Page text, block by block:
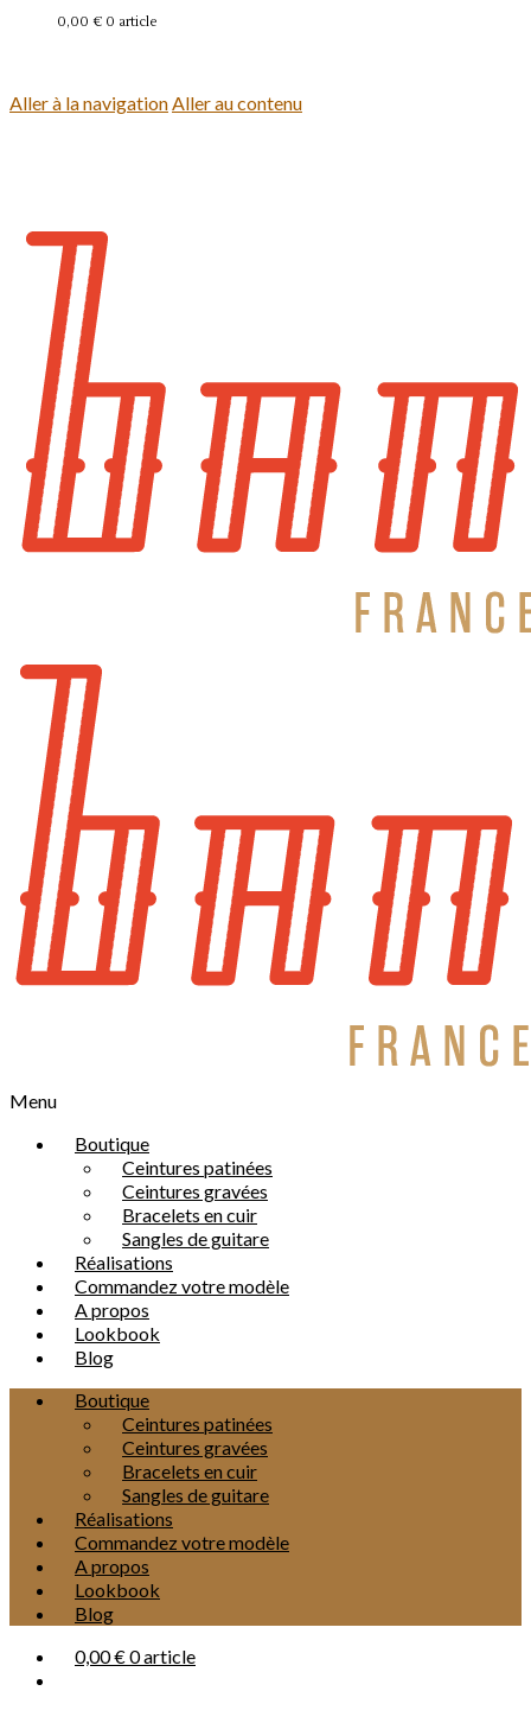
0,00 € 0 article
Aller à la navigationAller au contenu
Menu
Boutique
Ceintures patinées
Ceintures gravées
Bracelets en cuir
Sangles de guitare
Réalisations
Commandez votre modèle
A propos
Lookbook
Blog
Boutique
Ceintures patinées
Ceintures gravées
Bracelets en cuir
Sangles de guitare
Réalisations
Commandez votre modèle
A propos
Lookbook
Blog
0,00 €0 article